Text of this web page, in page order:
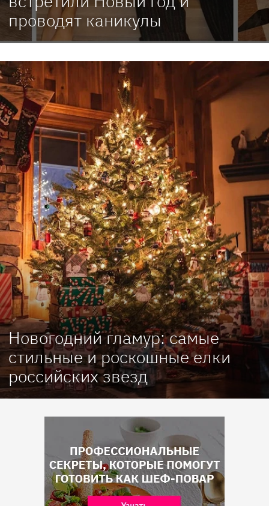
проводят каникулы
Новогодний гламур: самые
стильные и роскошные елки
российских звезд